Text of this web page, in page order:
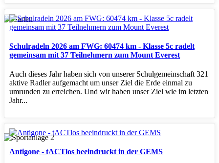
Schulradeln 2026 am FWG: 60474 km - Klasse 5c radelt
gemeinsam mit 37 Teilnehmern zum Mount Everest
Auch dieses Jahr haben sich von unserer Schulgemeinschaft 321
aktive Radler aufgemacht um unser Ziel die Erde einmal zu
umrunden zu erreichen. Und wir haben unser Ziel wie im letzten
Jahr...
Antigone - tACTlos beeindruckt in der GEMS